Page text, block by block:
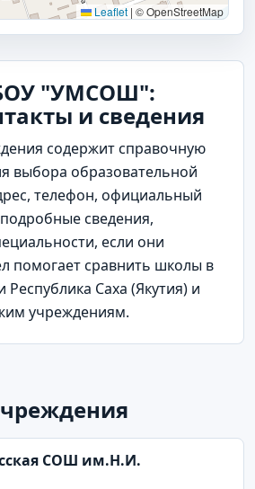
Leaflet | © OpenStreetMap
"УМСОШ":
и сведения
содержит справочную
выбора образовательной
телефон, официальный
сведения,
если они
помогает сравнить школы в
Республика Саха (Якутия) и
учреждениям.
СОШ им.Н.И.